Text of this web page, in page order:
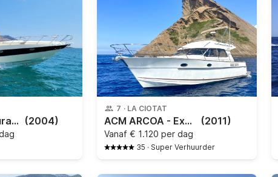
Cranchi - Endurance 39 (2004)
7 · LA CIOTAT
ACM ARCOA - Excellence 38 (2011)
Vanaf € 1.120 per dag
35 · Super Verhuurder